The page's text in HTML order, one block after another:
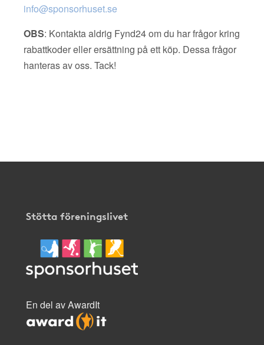
info@sponsorhuset.se
OBS: Kontakta aldrig Fynd24 om du har frågor kring
rabattkoder eller ersättning på ett köp. Dessa frågor
hanteras av oss. Tack!
Stötta föreningslivet
En del av AwardIt